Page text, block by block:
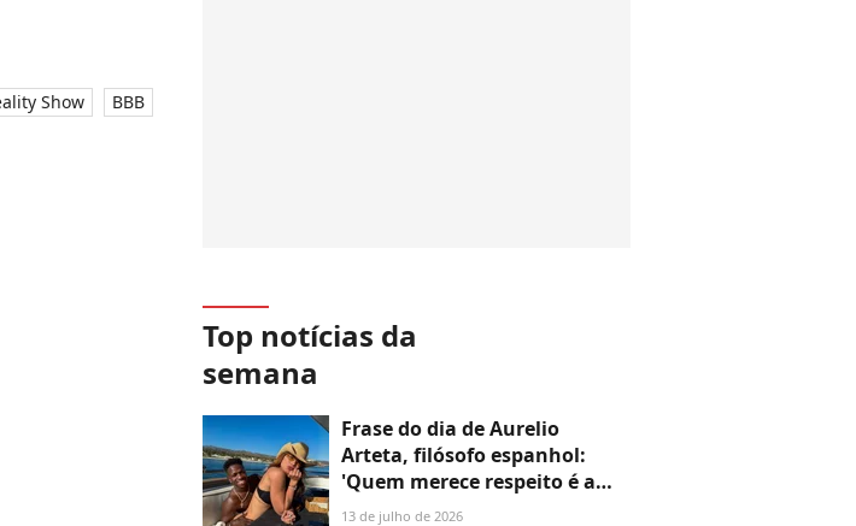
Show
BBB
Top notícias da
semana
Frase do dia de Aurelio
Arteta, filósofo espanhol:
'Quem merece respeito é a
pessoa, e com muita
13 de julho de 2026